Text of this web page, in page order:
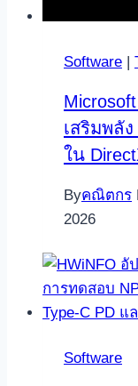
Software |
เสริมพลั
ใน
Byคณิตกร
2026
Software